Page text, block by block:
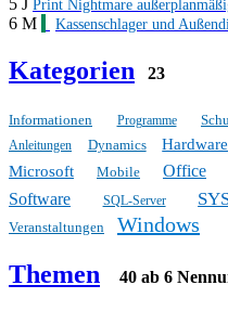
5 J Print Nightmare
6 M Kassenschlager und
Kategorien 23
Informationen Programme
Anleitungen
Dynamics Hardware
Microsoft Mobile Office
Software SQL-Server
Veranstaltungen
Windows
Themen 40 ab 6